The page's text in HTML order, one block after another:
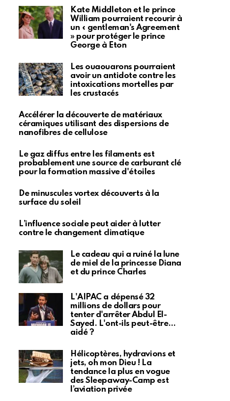
Kate Middleton et le prince
William pourraient recourir à
un « gentleman's Agreement
» pour protéger le prince
George à Eton
Les ouaouarons pourraient
avoir un antidote contre les
intoxications mortelles par
les crustacés
Accélérer la découverte de matériaux
céramiques utilisant des dispersions de
nanofibres de cellulose
Le gaz diffus entre les filaments est
probablement une source de carburant clé
pour la formation massive d'étoiles
De minuscules vortex découverts à la
surface du soleil
L’influence sociale peut aider à lutter
contre le changement climatique
Le cadeau qui a ruiné la lune
de miel de la princesse Diana
et du prince Charles
L'AIPAC a dépensé 32
millions de dollars pour
tenter d'arrêter Abdul El-
Sayed. L'ont-ils peut-être…
aidé ?
Hélicoptères, hydravions et
jets, oh mon Dieu ! La
tendance la plus en vogue
des Sleepaway-Camp est
l’aviation privée